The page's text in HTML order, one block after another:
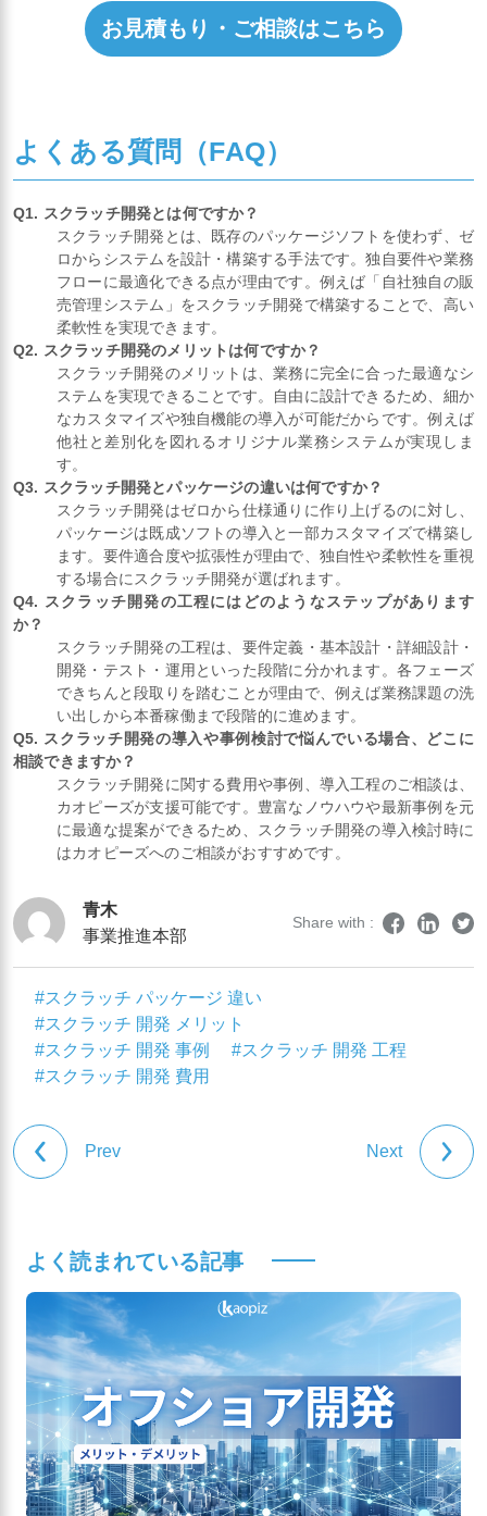
お見積もり・ご相談はこちら
よくある質問（FAQ）
Q1. スクラッチ開発とは何ですか？
スクラッチ開発とは、既存のパッケージソフトを使わず、ゼ
ロからシステムを設計・構築する手法です。独自要件や業務
フローに最適化できる点が理由です。例えば「自社独自の販
売管理システム」をスクラッチ開発で構築することで、高い
柔軟性を実現できます。
Q2. スクラッチ開発のメリットは何ですか？
スクラッチ開発のメリットは、業務に完全に合った最適なシ
ステムを実現できることです。自由に設計できるため、細か
なカスタマイズや独自機能の導入が可能だからです。例えば
他社と差別化を図れるオリジナル業務システムが実現しま
す。
Q3. スクラッチ開発とパッケージの違いは何ですか？
スクラッチ開発はゼロから仕様通りに作り上げるのに対し、
パッケージは既成ソフトの導入と一部カスタマイズで構築し
ます。要件適合度や拡張性が理由で、独自性や柔軟性を重視
する場合にスクラッチ開発が選ばれます。
Q4. スクラッチ開発の工程にはどのようなステップがあります
か？
スクラッチ開発の工程は、要件定義・基本設計・詳細設計・
開発・テスト・運用といった段階に分かれます。各フェーズ
できちんと段取りを踏むことが理由で、例えば業務課題の洗
い出しから本番稼働まで段階的に進めます。
Q5. スクラッチ開発の導入や事例検討で悩んでいる場合、どこに
相談できますか？
スクラッチ開発に関する費用や事例、導入工程のご相談は、
カオピーズが支援可能です。豊富なノウハウや最新事例を元
に最適な提案ができるため、スクラッチ開発の導入検討時に
はカオピーズへのご相談がおすすめです。
青木
事業推進本部
Share with :
#スクラッチ パッケージ 違い
#スクラッチ 開発 メリット
#スクラッチ 開発 事例
#スクラッチ 開発 工程
#スクラッチ 開発 費用
Prev Next
よく読まれている記事